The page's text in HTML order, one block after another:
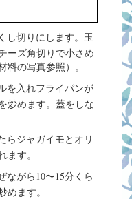
し切りにします。玉
ーズ角切りで小さめ
料の写真参照）。
を入れフライパンが
炒めます。蓋をしな
らジャガイモとオリ
ます。
ながら10〜15分くら
めます。